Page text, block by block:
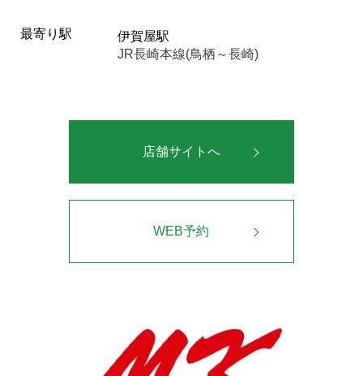
最寄り駅
伊賀屋駅
JR長崎本線(鳥栖～長崎)
店舗サイトへ
WEB予約